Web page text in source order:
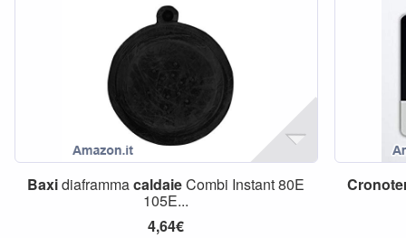
BaxidiaframmacaldaieCombi Instant 80E
105E...
4,64€